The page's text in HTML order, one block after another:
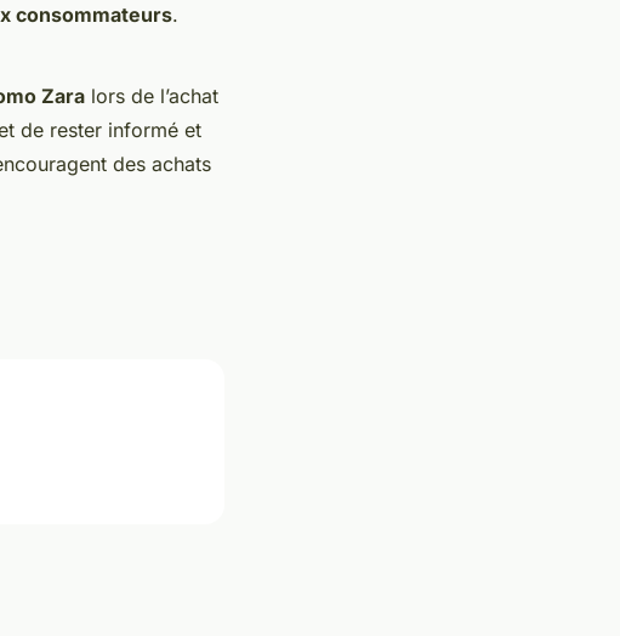
consommateurs.
Zara lors de l’achat
de rester informé et
des achats